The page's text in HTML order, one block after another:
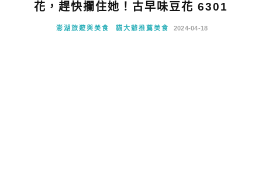
花，趕快攔住她！古早味豆花 6301
澎湖旅遊與美食 貓大爺推薦美食 2024-04-18